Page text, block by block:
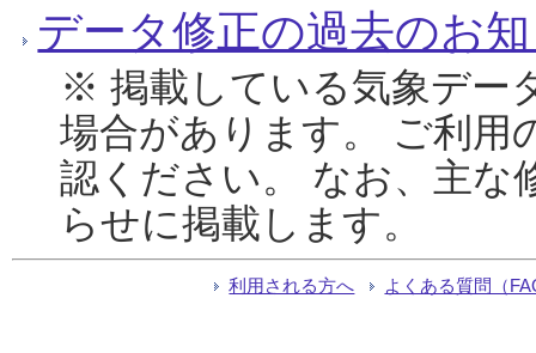
データ修正の過去のお
※ 掲載している気象デー
場合があります。 ご利用
認ください。 なお、主な
らせに掲載します。
利用される方へ よくある質問（